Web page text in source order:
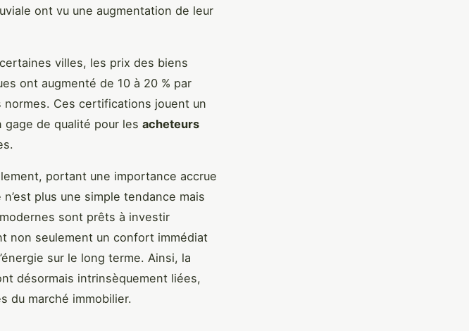
ont vu une augmentation de leur
villes, les prix des biens
ont augmenté de 10 à 20 % par
Ces certifications jouent un
gage de qualité pour les acheteurs
portant une importance accrue
plus une simple tendance mais
sont prêts à investir
non seulement un confort immédiat
sur le long terme. Ainsi, la
désormais intrinsèquement liées,
du marché immobilier.